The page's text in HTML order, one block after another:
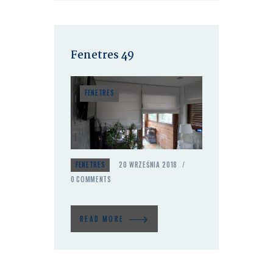
Fenetres 49
FENETRES
FENETRES
20 WRZEŚNIA 2018
0 COMMENTS
READ MORE